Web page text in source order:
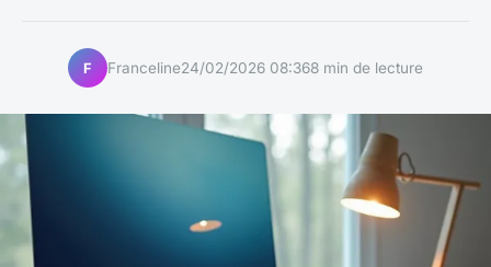
F Franceline24/02/2026 08:368 min de lecture